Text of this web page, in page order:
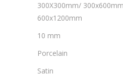
300X300mm/
600x1200mm
10 mm
Porcelain
Satin